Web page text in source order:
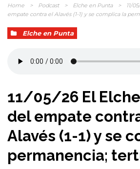
Home > Podcast > Elche en Punta >
11/
empate contra el Alavés (1-1) y se complica la
Elche en Punta
11/05/26 El
del empate
Alavés (1-1) y se
permanencia;